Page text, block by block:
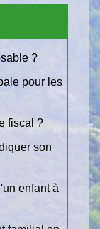
?
pour les
fiscal ?
son
enfant à